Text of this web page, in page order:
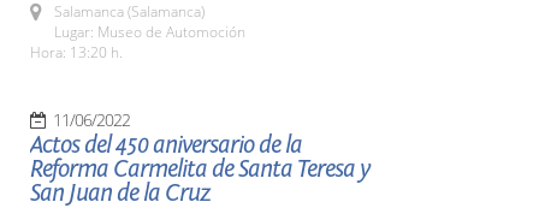
Salamanca (Salamanca)
Lugar: Museo de Automoción
Hora: 13:20 h.
11/06/2022
Actos del 450 aniversario de la
Reforma Carmelita de Santa Teresa y
San Juan de la Cruz